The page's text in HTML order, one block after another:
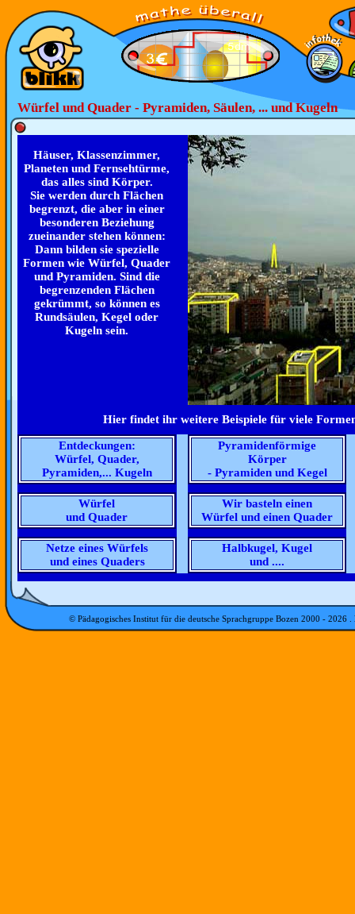
Würfel und Quader - Pyramiden, Säulen, ... und Kugeln
Häuser, Klassenzimmer,
Planeten und Fernsehtürme,
das alles sind Körper.
Sie werden durch Flächen
begrenzt, die aber in einer
besonderen Beziehung
zueinander stehen können:
Dann bilden sie spezielle
Formen wie Würfel, Quader
und Pyramiden. Sind die
begrenzenden Flächen
gekrümmt, so können es
Rundsäulen, Kegel oder
Kugeln sein.
Hier findet ihr weitere Beispiele für viele
Entdeckungen:
Würfel, Quader,
Pyramiden,... Kugeln
Pyramidenförmige
Körper
- Pyramiden und Kegel
Würfel
und Quader
Wir basteln einen
Würfel und einen Quader
Netze eines Würfels
und eines Quaders
Halbkugel, Kugel
und ....
© Pädagogisches Institut für die deutsche Sprachgruppe Bozen 2000 - 2026